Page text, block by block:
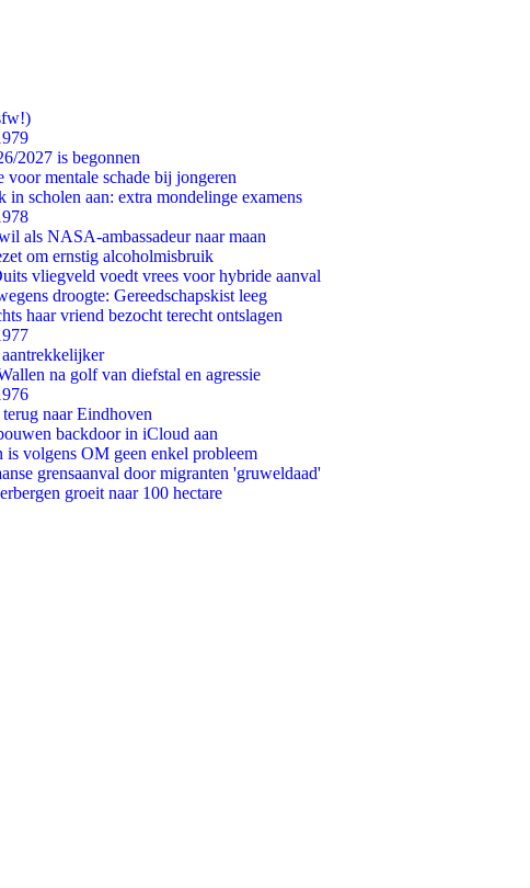
2027 is begonnen
mentale schade bij jongeren
scholen aan: extra mondelinge examens
als NASA-ambassadeur naar maan
om ernstig alcoholmisbruik
vliegveld voedt vrees voor hybride aanval
droogte: Gereedschapskist leeg
haar vriend bezocht terecht ontslagen
na golf van diefstal en agressie
naar Eindhoven
backdoor in iCloud aan
is volgens OM geen enkel probleem
grensaanval door migranten 'gruweldaad'
groeit naar 100 hectare